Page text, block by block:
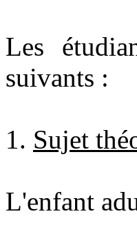
Les
suivants :
1. Sujet
L'enfant